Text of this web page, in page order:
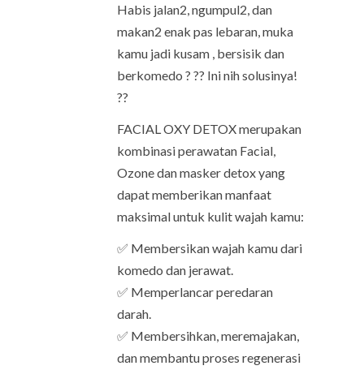
Habis jalan2, ngumpul2, dan
makan2 enak pas lebaran, muka
kamu jadi kusam , bersisik dan
berkomedo ? ?? Ini nih solusinya!
??
FACIAL OXY DETOX merupakan
kombinasi perawatan Facial,
Ozone dan masker detox yang
dapat memberikan manfaat
maksimal untuk kulit wajah kamu:
✅ Membersikan wajah kamu dari
komedo dan jerawat.
✅ Memperlancar peredaran
darah.
✅ Membersihkan, meremajakan,
dan membantu proses regenerasi